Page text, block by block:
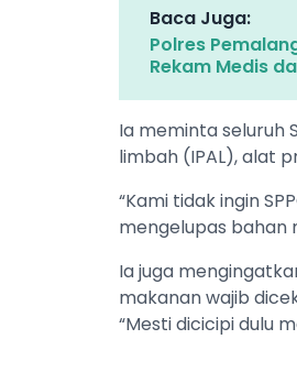
Baca Juga:
Polres
Rekam Medis
‎‎Ia meminta seluruh
limbah (IPAL), alat
‎“Kami tidak ingin
mengelupas bahan
‎‎Ia juga
makanan wajib
‎“Mesti dicicipi dulu